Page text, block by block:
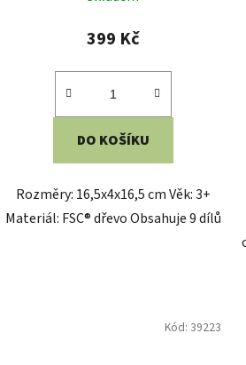
hodnocení
produktu
5,0
z
hvězdiček.
399 Kč
DO KOŠÍKU
Rozměry: 16,5x4x16,5 cm Věk: 3+
Materiál: FSC® dřevo Obsahuje 9 dílů
Kód: 39223